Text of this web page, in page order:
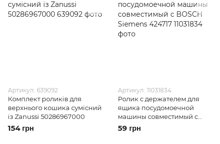
Артикул: 639092
Комплект роликів для
верхнього кошика сумісний
із Zanussi 50286967000
154 грн
Артикул: 11031834
Ролик с держателем для
ящика посудомоечной
машины совместимый с
BOSCH Siemens 424717
59 грн